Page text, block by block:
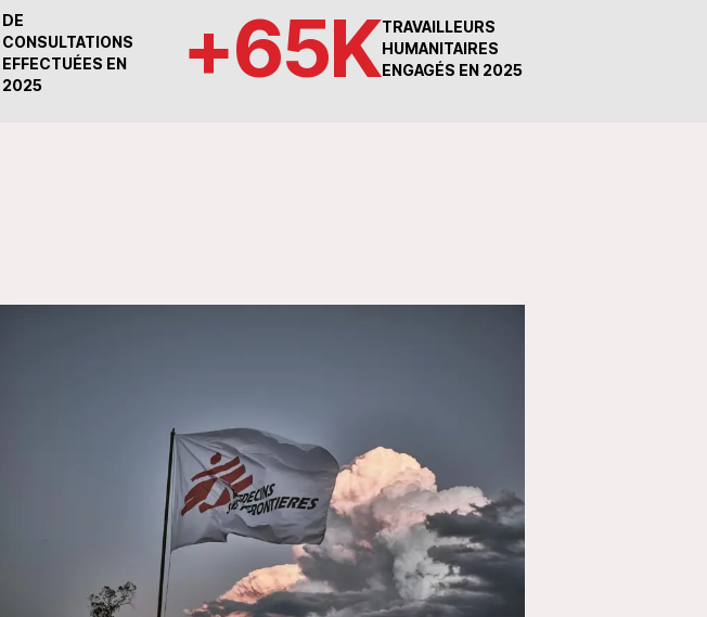
DE
CONSULTATIONS
EFFECTUÉES EN
2025
+65KTRAVAILLEURS
HUMANITAIRES
ENGAGÉS EN 2025